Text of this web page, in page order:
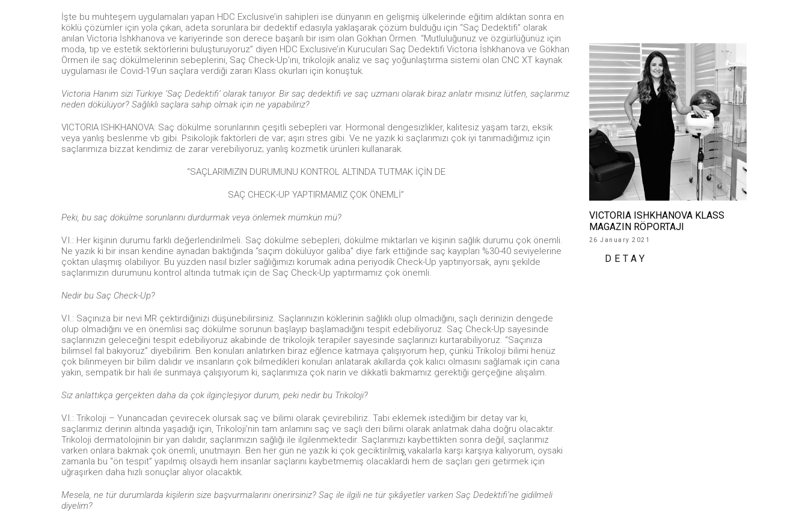
İşte bu muhteşem uygulamaları yapan HDC Exclusive’in sahipleri ise dünyanın en gelişmiş ülkelerinde eğitim aldıktan sonra en
köklü çözümler için yola çıkan, adeta sorunlara bir dedektif edasıyla yaklaşarak çözüm bulduğu için “Saç Dedektifi” olarak
anılan Victoria İshkhanova ve kariyerinde son derece başarılı bir isim olan Gökhan Örmen. “Mutluluğunuz ve özgürlüğünüz için
moda, tıp ve estetik sektörlerini buluşturuyoruz” diyen HDC Exclusive’in Kurucuları Saç Dedektifi Victoria İshkhanova ve Gökhan
Örmen ile saç dökülmelerinin sebeplerini, Saç Check-Up’ını, trikolojik analiz ve saç yoğunlaştırma sistemi olan CNC XT kaynak
uygulaması ile Covid-19’un saçlara verdiği zararı Klass okurları için konuştuk.
Victoria Hanım sizi Türkiye ‘Saç Dedektifi’ olarak tanıyor. Bir saç dedektifi ve saç uzmanı olarak biraz anlatır mısınız lütfen, saçlarımız
neden dökülüyor? Sağlıklı saçlara sahip olmak için ne yapabiliriz?
VICTORIA ISHKHANOVA: Saç dökülme sorunlarının çeşitli sebepleri var. Hormonal dengesizlikler, kalitesiz yaşam tarzı, eksik
veya yanlış beslenme vb gibi. Psikolojik faktörleri de var; aşırı stres gibi. Ve ne yazık ki saçlarımızı çok iyi tanımadığımız için
saçlarımıza bizzat kendimiz de zarar verebiliyoruz; yanlış kozmetik ürünleri kullanarak.
“SAÇLARIMIZIN DURUMUNU KONTROL ALTINDA TUTMAK İÇİN DE
SAÇ CHECK-UP YAPTIRMAMIZ ÇOK ÖNEMLİ”
Peki, bu saç dökülme sorunlarını durdurmak veya önlemek mümkün mü?
V.I.: Her kişinin durumu farklı değerlendirilmeli. Saç dökülme sebepleri, dökülme miktarları ve kişinin sağlık durumu çok önemli.
Ne yazık ki bir insan kendine aynadan baktığında “saçım dökülüyor galiba” diye fark ettiğinde saç kayıpları %30-40 seviyelerine
çoktan ulaşmış olabiliyor. Bu yüzden nasıl bizler sağlığımızı korumak adına periyodik Check-Up yaptırıyorsak, aynı şekilde
saçlarımızın durumunu kontrol altında tutmak için de Saç Check-Up yaptırmamız çok önemli.
Nedir bu Saç Check-Up?
V.I.: Saçınıza bir nevi MR çektirdiğinizi düşünebilirsiniz. Saçlarınızın köklerinin sağlıklı olup olmadığını, saçlı derinizin dengede
olup olmadığını ve en önemlisi saç dökülme sorunun başlayıp başlamadığını tespit edebiliyoruz. Saç Check-Up sayesinde
saçlarınızın geleceğini tespit edebiliyoruz akabinde de trikolojik terapiler sayesinde saçlarınızı kurtarabiliyoruz. “Saçınıza
bilimsel fal bakıyoruz” diyebilirim. Ben konuları anlatırken biraz eğlence katmaya çalışıyorum hep, çünkü Trikoloji bilimi henüz
çok bilinmeyen bir bilim dalıdır ve insanların çok bilmedikleri konuları anlatarak akıllarda çok kalıcı olmasını sağlamak için cana
yakın, sempatik bir hali ile sunmaya çalışıyorum ki, saçlarımıza çok narin ve dikkatli bakmamız gerektiği gerçeğine alışalım.
Siz anlattıkça gerçekten daha da çok ilginçleşiyor durum, peki nedir bu Trikoloji?
V.I.: Trikoloji – Yunancadan çevirecek olursak saç ve bilimi olarak çevirebiliriz. Tabi eklemek istediğim bir detay var ki,
saçlarımız derinin altında yaşadığı için, Trikoloji’nin tam anlamını saç ve saçlı deri bilimi olarak anlatmak daha doğru olacaktır.
Trikoloji dermatolojinin bir yan dalıdır, saçlarımızın sağlığı ile ilgilenmektedir. Saçlarımızı kaybettikten sonra değil, saçlarımız
varken onlara bakmak çok önemli, unutmayın. Ben her gün ne yazık ki çok geciktirilmiş̧ vakalarla karşı karşıya kalıyorum, oysaki
zamanla bu “ön tespit” yapılmış olsaydı hem insanlar saçlarını kaybetmemiş olacaklardı hem de saçları geri getirmek için
uğraşırken daha hızlı sonuçlar alıyor olacaktık.
Mesela, ne tür durumlarda kişilerin size başvurmalarını önerirsiniz? Saç ile ilgili ne tür şikâyetler varken Saç Dedektifi’ne gidilmeli
diyelim?
VICTORIA ISHKHANOVA KLASS
MAGAZIN RÖPORTAJI
26 January 2021
DETAY